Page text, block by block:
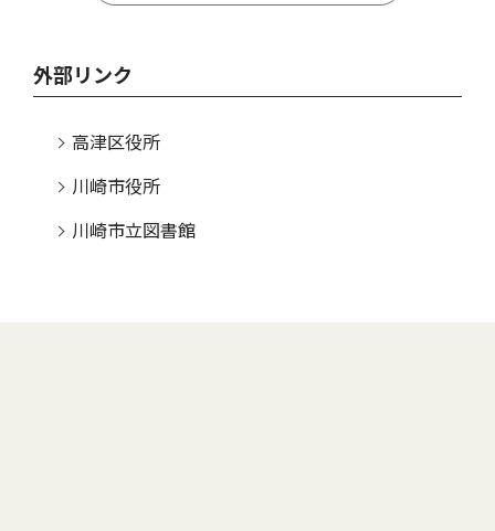
外部リンク
高津区役所
川崎市役所
川崎市立図書館